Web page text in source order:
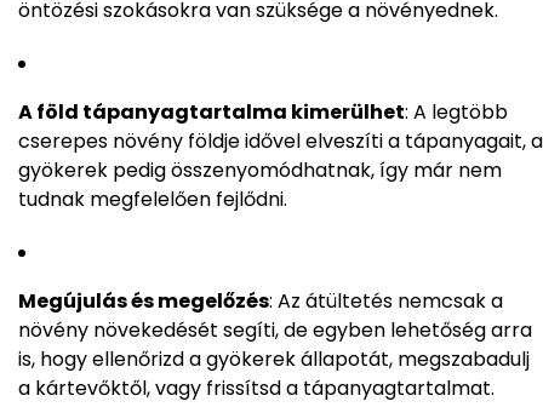
öntözési szokásokra van szüksége a növényednek.
A föld tápanyagtartalma kimerülhet: A legtöbb
cserepes növény földje idővel elveszíti a tápanyagait, a
gyökerek pedig összenyomódhatnak, így már nem
tudnak megfelelően fejlődni.
Megújulás és megelőzés: Az átültetés nemcsak a
növény növekedését segíti, de egyben lehetőség arra
is, hogy ellenőrizd a gyökerek állapotát, megszabadulj
a kártevőktől, vagy frissítsd a tápanyagtartalmat.